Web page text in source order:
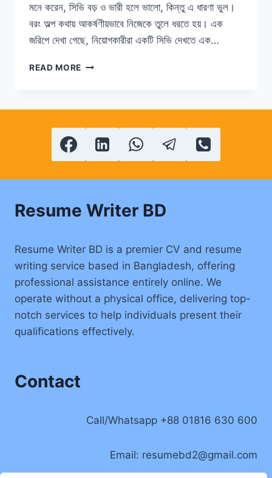
মনে করেন, সিভি বড় ও ভারী হলে ভালো, কিন্তু এ ধারণা ভুল।
বরং অল্প কথায় আকর্ষণীয়ভাবে নিজেকে তুলে ধরতে হয়। এক
জরিপে দেখা গেছে, নিয়োগকারীরা একটি সিভি দেখতে এক…
READ MORE চাকরির
নিয়ম,
আধুনিক
ও
Resume Writer BD
Resume Writer BD is a premier CV and resume
writing service based in Bangladesh, offering
professional assistance entirely online. We
operate without a physical office, delivering top-
notch services to help individuals present their
qualifications effectively.
Contact
Call/Whatsapp +88 01816 630 600
Email: resumebd2@gmail.com